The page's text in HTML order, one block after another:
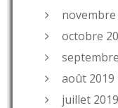
novembre
octobre
août 2019
juillet 2019